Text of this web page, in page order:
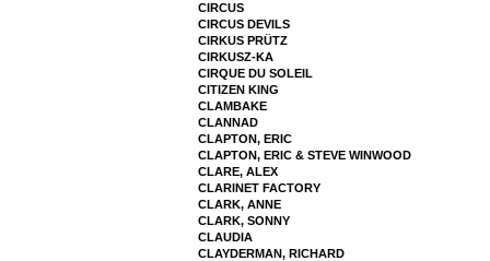
CIRCUS
CIRCUS DEVILS
CIRKUS PRÜTZ
CIRKUSZ-KA
CIRQUE DU SOLEIL
CITIZEN KING
CLAMBAKE
CLANNAD
CLAPTON, ERIC
CLAPTON, ERIC & STEVE WINWOOD
CLARE, ALEX
CLARINET FACTORY
CLARK, ANNE
CLARK, SONNY
CLAUDIA
CLAYDERMAN, RICHARD